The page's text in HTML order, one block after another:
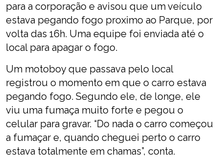
para a corporação e avisou que um veículo
estava pegando fogo proximo ao Parque, por
volta das 16h. Uma equipe foi enviada até o
local para apagar o fogo.
Um motoboy que passava pelo local
registrou o momento em que o carro estava
pegando fogo. Segundo ele, de longe, ele
viu uma fumaça muito forte e pegou o
celular para gravar. “Do nada o carro começou
a fumaçar e, quando cheguei perto o carro
estava totalmente em chamas”, conta.